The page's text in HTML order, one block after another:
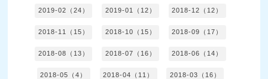
2019-02（24） 2019-01（12） 2018-12（12）
2018-11（15） 2018-10（15） 2018-09（17）
2018-08（13） 2018-07（16） 2018-06（14）
2018-05（4） 2018-04（11） 2018-03（16）